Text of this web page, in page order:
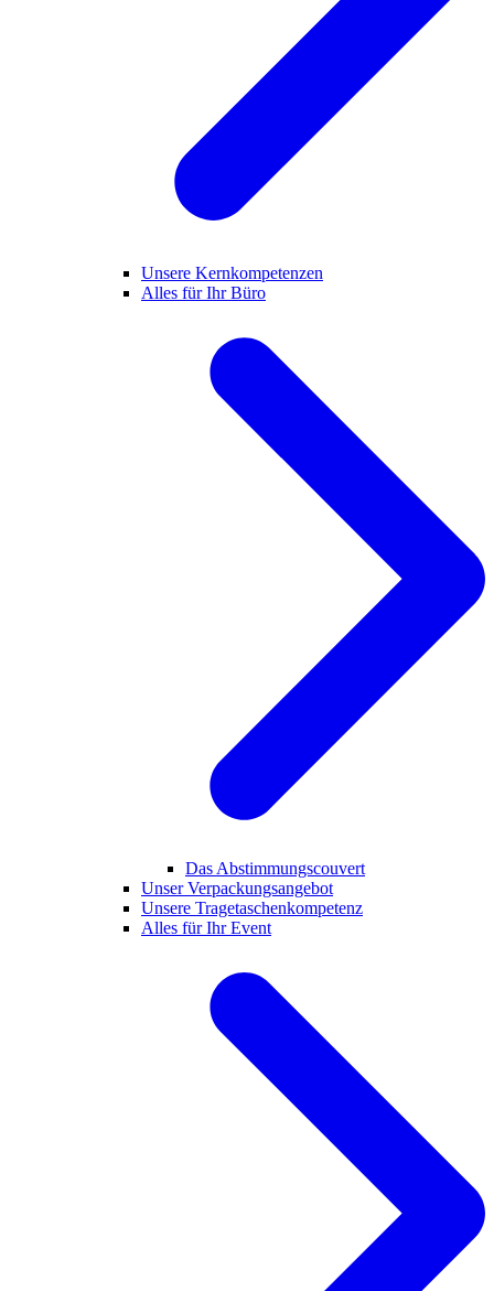
Unsere Kernkompetenzen
Alles für Ihr Büro
Das Abstimmungscouvert
Unser Verpackungsangebot
Unsere Tragetaschenkompetenz
Alles für Ihr Event